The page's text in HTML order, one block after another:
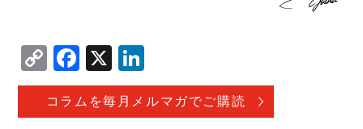
C
o
p
F
a
c
X
n
k
コラムを毎月メルマガでご購読